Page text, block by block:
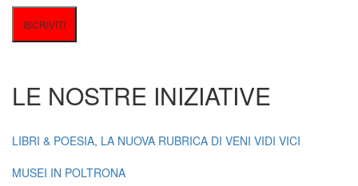
LE NOSTRE INIZIATIVE
LIBRI & POESIA, LA NUOVA RUBRICA DI VENI VIDI VICI
MUSEI IN POLTRONA